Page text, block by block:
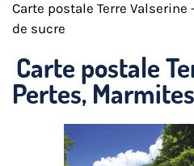
Carte postale Terre
de sucre
Carte postale
Pertes,